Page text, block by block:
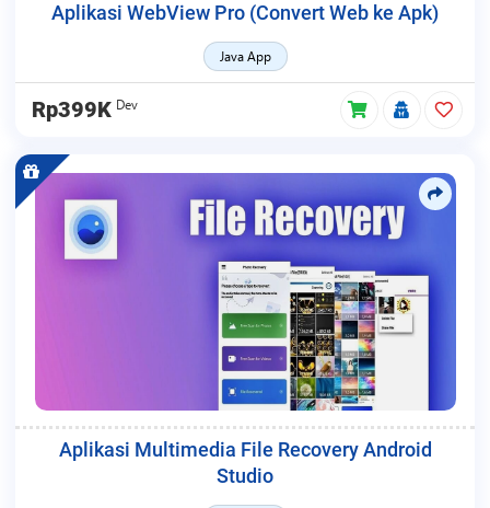
Aplikasi WebView Pro (Convert Web ke Apk)
Java App
Rp399K Dev
Aplikasi Multimedia File Recovery Android
Studio